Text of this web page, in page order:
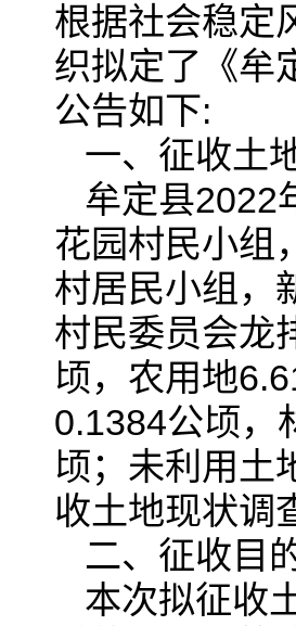
根据社会稳定
织拟定了《牟
公告如下:
一、征收土
牟定县2022
花园村民小组
村居民小组，
村民委员会龙
顷，农用地
0.1384公顷，
顷；未利用土
收土地现状调
二、征收目
本次拟征收